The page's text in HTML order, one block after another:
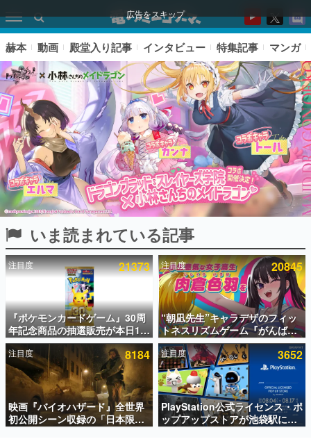
広告をスキップ
ピックアップ
電ファミのいま読まれている記事ランキング
アプリセール情報
インタビュー
連載・特集一覧
殿堂入り記事
SNS拡散数が数千以上！ ページビュー数万以上！ などな
ど。多くの人々に読まれた、電ファミ渾身の“殿堂入り”記
事をまとめました。
赫本 動画 殿堂入り記事 インタビュー 特集記事 マンガ
いま読まれている記事
注目度 21373
『ポケモンカードゲーム』30周
年記念商品の抽選販売が本日12
時より開始。拡張パック「30th
CELEBRATION」のボックス
に、「プレミアムデッキセット
エーフィ・ブラッキー」
「FUTURISTIC BOX」の計3商
品
注目度 20845
“朝凪先生”キャラデザのフィッ
トネスリズムゲーム『がんば
れ！チアリズム』Steamストア
ページが公開。キャラクターの
CVは陽向葵ゅかさん
注目度 8184
映画『バイオハザード』全世界
初公開シーン収録の「日本限
定」予告映像が解禁。バイオの
注目度 3652
PlayStation公式ライセンス・ポ
ップアップストアが池袋駅にて
期間限定で開催。夏のアパレル